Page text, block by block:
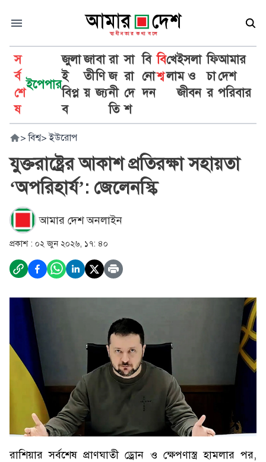
স
র্ব
শে
ষ
ইপেপার
জুলা
ই
বিপ্ল
ব
জা
তী
য়
বা
ণি
জ্য
রা
জ
নী
তি
সা
রা
দে
শ
বি
নো
দন
বি
শ্ব
খে
লা
ইসলা
ম ও
জীবন
ফি
চা
র
আমার
দেশ
পরিবার
> বিশ্ব> ইউরোপ
যুক্তরাষ্ট্রের আকাশ প্রতিরক্ষা সহায়তা
‘অপরিহার্য’: জেলেনস্কি
আমার দেশ অনলাইন
প্রকাশ : ০২ জুন ২০২৬, ১৭: ৪০
রাশিয়ার সর্বশেষ প্রাণঘাতী ড্রোন ও ক্ষেপণাস্ত্র হামলার পর,